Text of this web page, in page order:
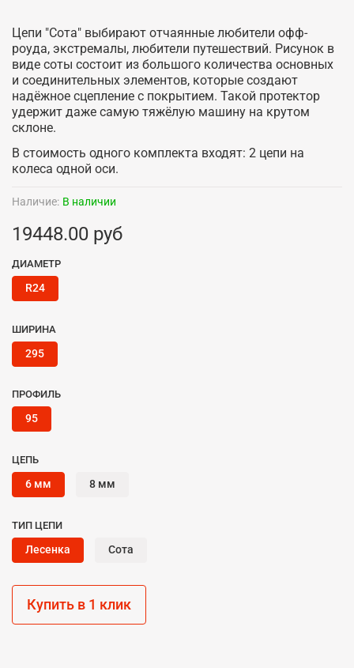
Наличие: В наличии
19448.00 руб
Купить в 1 клик
ДИАМЕТР
R24
ШИРИНА
295
ПРОФИЛЬ
95
ЦЕПЬ
6 мм 8 мм
ТИП ЦЕПИ
Лесенка Сота
Цепи "Сота" выбирают отчаянные любители офф-
роуда, экстремалы, любители путешествий. Рисунок в
виде соты состоит из большого количества основных
и соединительных элементов, которые создают
надёжное сцепление с покрытием. Такой протектор
удержит даже самую тяжёлую машину на крутом
склоне.
В стоимость одного комплекта входят: 2 цепи на
колеса одной оси.